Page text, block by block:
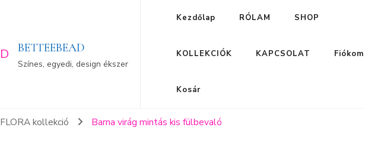
BETTEEBEAD
Színes, egyedi, design ékszer
Kezdőlap RÓLAM SHOP
KOLLEKCIÓK KAPCSOLAT Fiókom
Kosár
FLORA kollekció Barna virág mintás kis fülbevaló